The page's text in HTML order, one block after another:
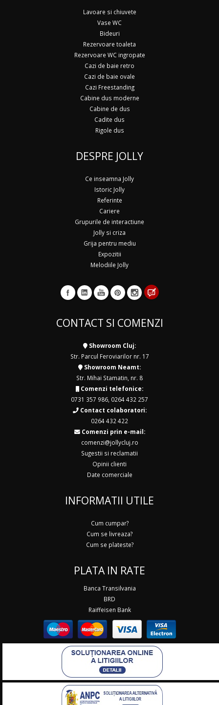
Lavoare si chiuvete
Vase WC
Bideuri
Rezervoare toaleta
Rezervoare WC ingropate
Cazi de baie retro
Cazi de baie ovale
Cazi Freestanding
Cabine dus moderne
Cabine de dus
Cadite dus
Rigole dus
DESPRE JOLLY
Ce inseamna Jolly
Istoric Jolly
Referinte
Cariere
Grupurile de interactiune
Jolly si criza
Grija pentru mediu
Expozitii
Melodiile Jolly
CONTACT SI COMENZI
Showroom Cluj:
Str. Parcul Feroviarilor nr. 17
Showroom Neamt:
Str. Mihai Stamatin, nr. 8
Comenzi telefonice:
0731 357 986 0264 432 257
Contact colaboratori:
0264 432 422
Comenzi prin e-mail:
comenzi@jollycluj.ro
Sugestii si reclamatii
Opinii clienti
Date comerciale
INFORMATII UTILE
Cum cumpar?
Cum se livreaza?
Cum se plateste?
PLATA IN RATE
Banca Transilvania
BRD
Raiffeisen Bank